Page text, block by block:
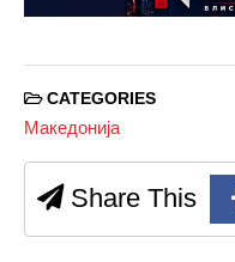
CATEGORIES
Македонија
Share This